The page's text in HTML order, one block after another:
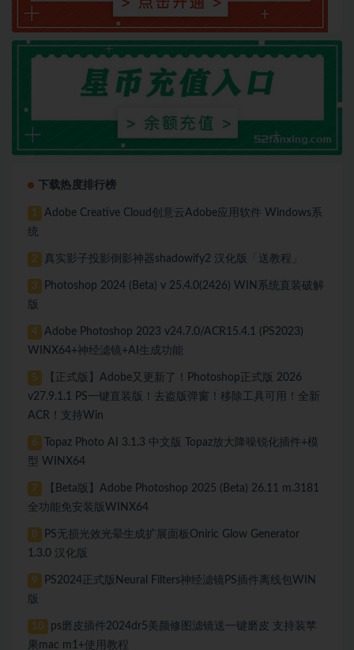
下载热度排行榜
1
Adobe Creative Cloud创意云Adobe应用软件 Windows系
统
2 真实影子投影倒影神器shadowify2 汉化版「送教程」
3
Photoshop 2024 (Beta) v 25.4.0(2426) WIN系统直装破解
版
4
Adobe Photoshop 2023 v24.7.0/ACR15.4.1 (PS2023)
WINX64+神经滤镜+AI生成功能
5
【正式版】Adobe又更新了！Photoshop正式版 2026
v27.9.1.1 PS一键直装版！去盗版弹窗！移除工具可用！全新
ACR！支持Win
6
Topaz Photo AI 3.1.3 中文版 Topaz放大降噪锐化插件+模
型 WINX64
7
【Beta版】Adobe Photoshop 2025 (Beta) 26.11 m.3181
全功能免安装版WINX64
8
PS无损光效光晕生成扩展面板Oniric Glow Generator
1.3.0 汉化版
9
PS2024正式版Neural Filters神经滤镜PS插件离线包WIN
版
10
ps磨皮插件2024dr5美颜修图滤镜送一键磨皮 支持装苹
果mac m1+使用教程